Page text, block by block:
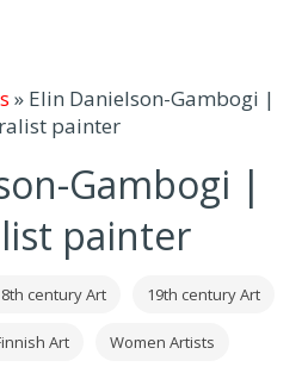
» Elin Danielson-Gambogi |
painter
Gambogi |
painter
century Art 19th century Art
Art Women Artists